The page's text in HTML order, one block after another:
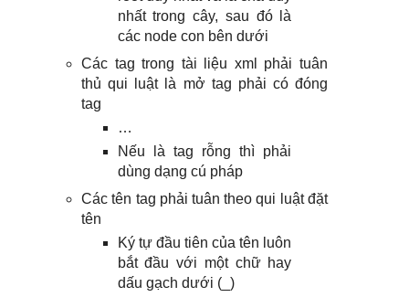
nhất trong cây, sau đó là
các node con bên dưới
Các tag trong tài liệu xml phải tuân
thủ qui luật là mở tag phải có đóng
tag
…
Nếu là tag rỗng thì phải
dùng dạng cú pháp
Các tên tag phải tuân theo qui luật đặt
tên
Ký tự đầu tiên của tên luôn
bắt đầu với một chữ hay
dấu gạch dưới (_)